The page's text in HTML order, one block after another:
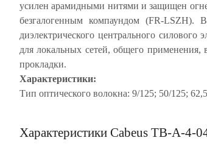
усилен арамидными нитями и защищен
безгалогенным компаундом (FR-LSZH).
диэлектрического центрального силового
для локальных сетей, общего применения,
прокладки.
Характеристики:
Тип оптического волокна: 9/125; 50/125;
Характеристики Cabeus TB-A-